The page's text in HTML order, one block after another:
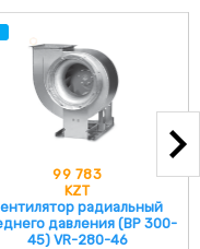
99 783
KZT
радиальный
давления (ВР 300-
45) VR-280-46